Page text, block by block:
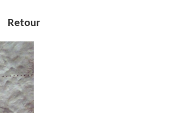
Retour